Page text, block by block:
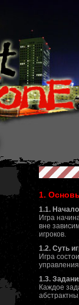
1.
1.1.
Игра
вне
игроков.
1.2. Суть
Игра
1.3.
Каждое